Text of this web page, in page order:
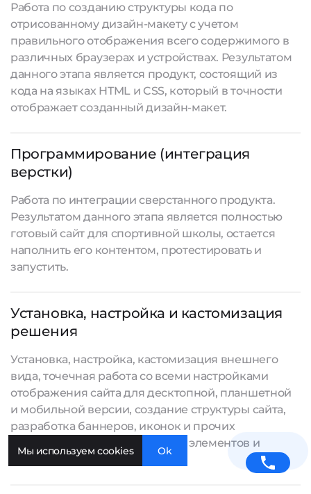
Работа по созданию структуры кода по
отрисованному дизайн-макету с учетом
правильного отображения всего содержимого в
различных браузерах и устройствах. Результатом
данного этапа является продукт, состоящий из
кода на языках HTML и CSS, который в точности
отображает созданный дизайн-макет.
Программирование (интеграция
верстки)
Работа по интеграции сверстанного продукта.
Результатом данного этапа является полностью
готовый сайт для спортивной школы, остается
наполнить его контентом, протестировать и
запустить.
Установка, настройка и кастомизация
решения
Установка, настройка, кастомизация внешнего
вида, точечная работа со всеми настройками
отображения сайта для десктопной, планшетной
и мобильной версии, создание структуры сайта,
разработка баннеров, иконок и прочих
графических и интерактивных элементов и
другие работы.
Мы используем cookies Ok